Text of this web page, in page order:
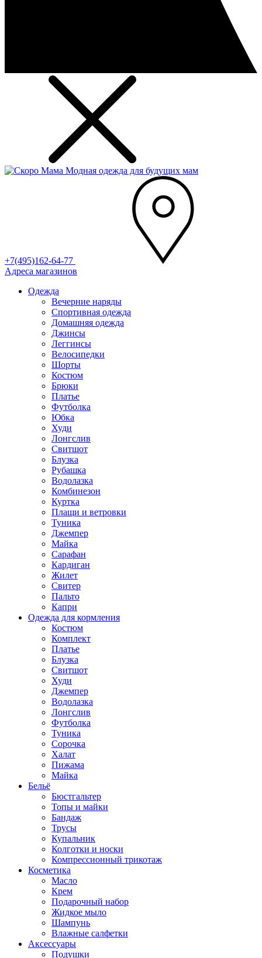
Модная одежда для будущих мам
+7(495)162-64-77
Адреса магазинов
Одежда
Вечерние наряды
Спортивная одежда
Домашняя одежда
Джинсы
Леггинсы
Велосипедки
Шорты
Костюм
Брюки
Платье
Футболка
Юбка
Худи
Лонгслив
Свитшот
Блузка
Рубашка
Водолазка
Комбинезон
Куртка
Плащи и ветровки
Туника
Джемпер
Майка
Сарафан
Кардиган
Жилет
Свитер
Пальто
Капри
Одежда для кормления
Костюм
Комплект
Платье
Блузка
Свитшот
Худи
Джемпер
Водолазка
Лонгслив
Футболка
Туника
Сорочка
Халат
Пижама
Майка
Бельё
Бюстгальтер
Топы и майки
Бандаж
Трусы
Купальник
Колготки и носки
Компрессионный трикотаж
Косметика
Масло
Крем
Подарочный набор
Жидкое мыло
Шампунь
Влажные салфетки
Аксессуары
Подушки